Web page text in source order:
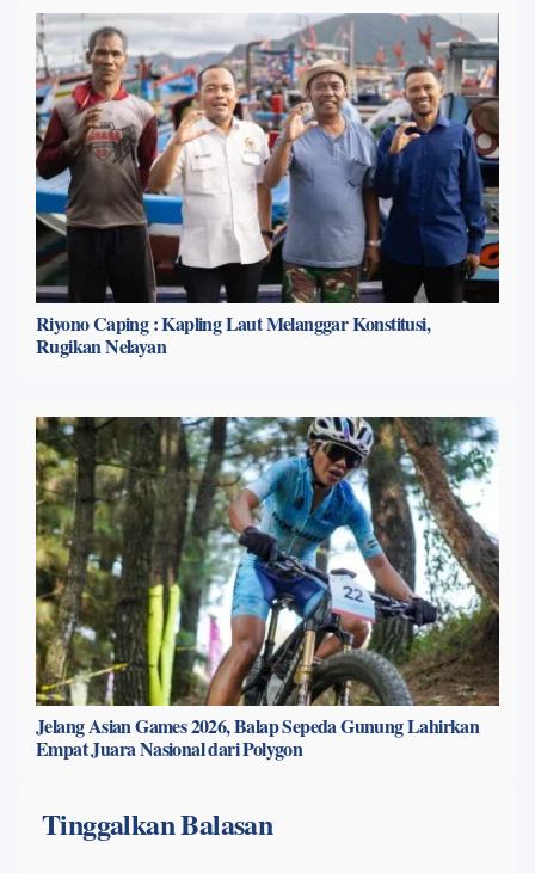
Riyono Caping : Kapling Laut Melanggar Konstitusi,
Rugikan Nelayan
Jelang Asian Games 2026, Balap Sepeda Gunung Lahirkan
Empat Juara Nasional dari Polygon
Tinggalkan Balasan